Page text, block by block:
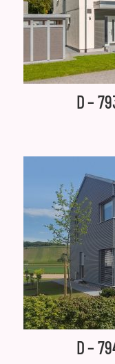
D –
D –